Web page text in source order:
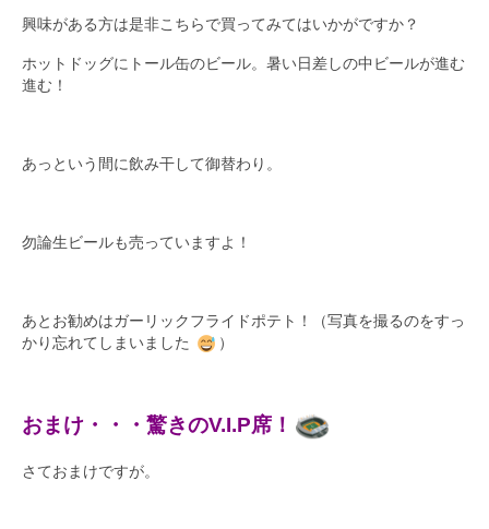
興味がある方は是非こちらで買ってみてはいかがですか？
ホットドッグにトール缶のビール。暑い日差しの中ビールが進む
進む！
あっという間に飲み干して御替わり。
勿論生ビールも売っていますよ！
あとお勧めはガーリックフライドポテト！（写真を撮るのをすっ
かり忘れてしまいました
）
おまけ・・・驚きのV.I.P席！
さておまけですが。